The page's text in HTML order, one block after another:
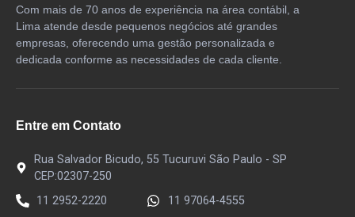
Com mais de 70 anos de experiência na área contábil, a
Lima atende desde pequenos negócios até grandes
empresas, oferecendo uma gestão personalizada e
dedicada conforme as necessidades de cada cliente.
Entre em Contato
Rua Salvador Bicudo, 55 Tucuruvi São Paulo - SP
CEP:02307-250
11 2952-2220
11 97064-4555